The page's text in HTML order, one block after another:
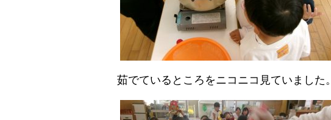
茹でているところをニコニコ見ていました。